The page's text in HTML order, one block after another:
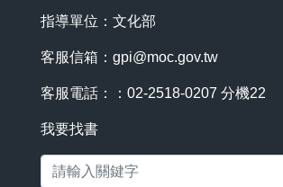
指導單位：文化部
客服信箱： gpi@moc.gov.tw
客服電話：：02-2518-0207 分機22
我要找書